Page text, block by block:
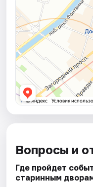
Вопросы и
Где пройдет
старинным